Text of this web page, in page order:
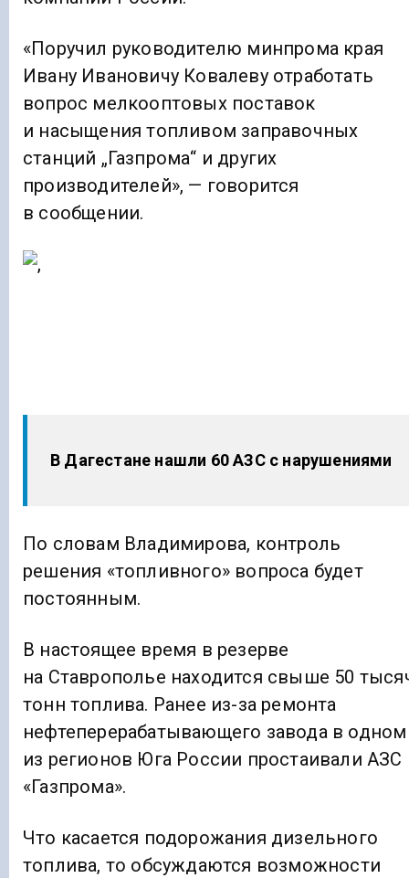
«Поручил руководителю минпрома края
Ивану Ивановичу Ковалеву отработать
вопрос мелкооптовых поставок
и насыщения топливом заправочных
станций „Газпрома“ и других
производителей», — говорится
в сообщении.
В Дагестане нашли 60 АЗС с нарушениями
По словам Владимирова, контроль
решения «топливного» вопроса будет
постоянным.
В настоящее время в резерве
на Ставрополье находится свыше 50
тонн топлива. Ранее из-за ремонта
нефтеперерабатывающего завода в одном
из регионов Юга России простаивали АЗС
«Газпрома».
Что касается подорожания дизельного
топлива, то обсуждаются возможности